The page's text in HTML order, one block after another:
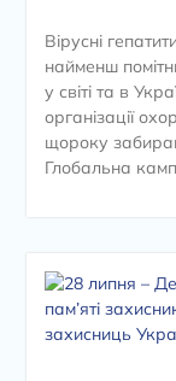
Вірусні
найменш
у світі та в
організації
щороку
Глобальна